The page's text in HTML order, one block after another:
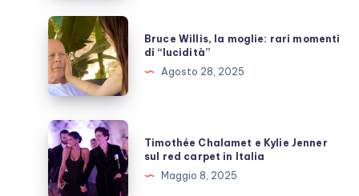
inutili
polemiche
Bruce
Willis,
la
moglie:
rari
momenti
di
“lucidità”
Bruce Willis, la moglie: rari momenti
di “lucidità”
Agosto 28, 2025
Timothée
Chalamet
e
Kylie
Timothée Chalamet e Kylie Jenner
sul red carpet in Italia
Maggio 8, 2025